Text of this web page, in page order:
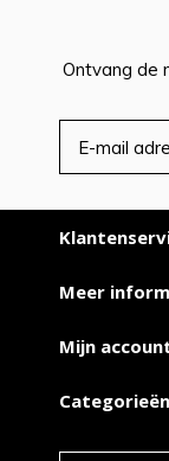
Ontvang de
Meer
Mijn
Categorieën